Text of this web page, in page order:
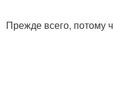
Прежде всего, потому